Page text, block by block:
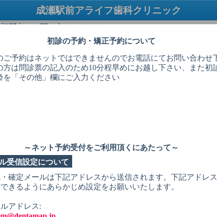
成瀬駅前アライフ歯科クリニック
ンしてください
次回からの入力を省略する
初診の予約・矯正予約について
ご予約はネットではできませんのでお電話にてお問い合わせ
方は問診票の記入のため10分程早めにお越し下さい、また初
を「その他」欄にご入力ください
～ネット予約受付をご利用頂くにあたって～
受信設定について
確定メールは下記アドレスから送信されます。下記アドレ
きるようにあらかじめ設定をお願いいたします。
アドレス: